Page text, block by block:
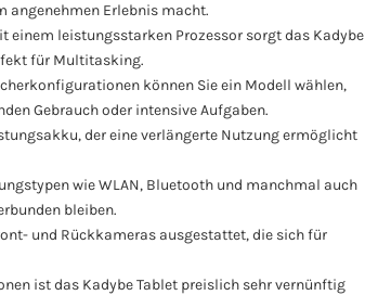
angenehmen Erlebnis macht.
einem leistungsstarken Prozessor sorgt das Kadybe
für Multitasking.
können Sie ein Modell wählen,
Gebrauch oder intensive Aufgaben.
der eine verlängerte Nutzung ermöglicht
wie WLAN, Bluetooth und manchmal auch
bleiben.
und Rückkameras ausgestattet, die sich für
ist das Kadybe Tablet preislich sehr vernünftig